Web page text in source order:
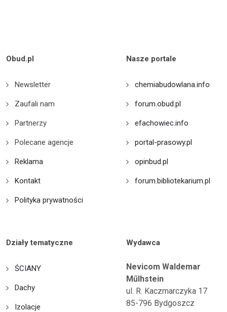
Obud.pl
Newsletter
Zaufali nam
Partnerzy
Polecane agencje
Reklama
Kontakt
Polityka prywatności
Nasze portale
chemiabudowlana.info
forum.obud.pl
efachowiec.info
portal-prasowy.pl
opinbud.pl
forum.bibliotekarium.pl
Działy tematyczne
ŚCIANY
Dachy
Izolacje
Wydawca
Nevicom Waldemar
Műlhstein
ul. R. Kaczmarczyka 17
85-796 Bydgoszcz